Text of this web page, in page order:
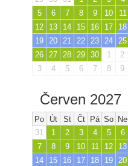
5
6 7 8 9 10
11
12
13 14 15 16 17
18
19
20 21 22 23 24
25
26
27 28 29 30 1
2
3
4 5 6 7 8 9
Červen 2027
Po Út St Čt Pá So Ne
31
1 2 3 4 5
6
7
8 9 10 11 12
13
14
15 16 17 18 19 20